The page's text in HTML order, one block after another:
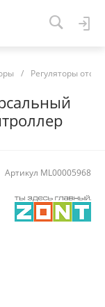
/ Регуляторы
Артикул ML00005968